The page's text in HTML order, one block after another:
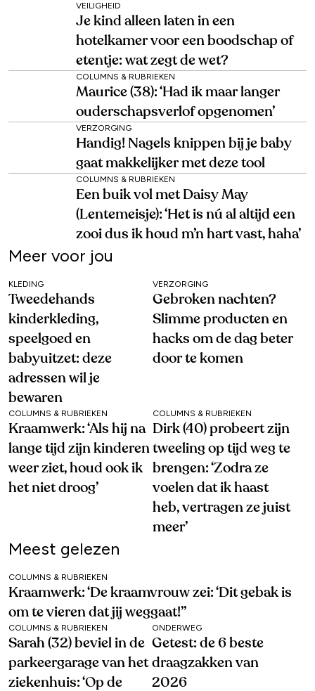
VEILIGHEID
Je kind alleen laten in een
hotelkamer voor een boodschap of
etentje: wat zegt de wet?
COLUMNS & RUBRIEKEN
Maurice (38): ‘Had ik maar langer
ouderschapsverlof opgenomen’
VERZORGING
Handig! Nagels knippen bij je baby
gaat makkelijker met deze tool
COLUMNS & RUBRIEKEN
Een buik vol met Daisy May
(Lentemeisje): ‘Het is nú al altijd een
zooi dus ik houd m’n hart vast, haha’
Meer voor jou
KLEDING
Tweedehands
kinderkleding,
speelgoed en
babyuitzet: deze
adressen wil je
bewaren
VERZORGING
Gebroken nachten?
Slimme producten en
hacks om de dag beter
door te komen
COLUMNS & RUBRIEKEN
Kraamwerk: ‘Als hij na
lange tijd zijn kinderen
weer ziet, houd ook ik
het niet droog’
COLUMNS & RUBRIEKEN
Dirk (40) probeert zijn
tweeling op tijd weg te
brengen: ‘Zodra ze
voelen dat ik haast
heb, vertragen ze juist
meer’
Meest gelezen
COLUMNS & RUBRIEKEN
Kraamwerk: ‘De kraamvrouw zei: ‘Dit gebak is
om te vieren dat jij weggaat!’’
COLUMNS & RUBRIEKEN
Sarah (32) beviel in de
parkeergarage van het
ziekenhuis: ‘Op de
ONDERWEG
Getest: de 6 beste
draagzakken van
2026